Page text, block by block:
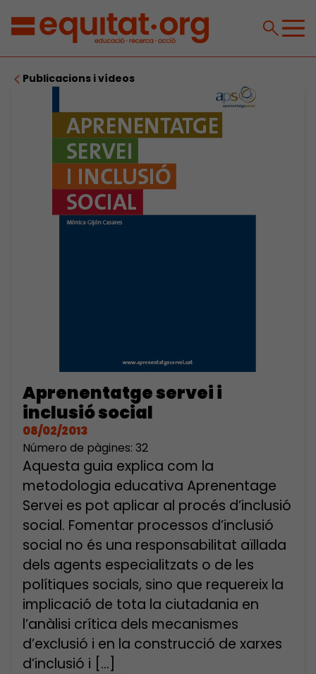
Publicacions i vídeos
Aprenentatge servei i
inclusió social
08/02/2013
Número de pàgines: 32
Aquesta guia explica com la
metodologia educativa Aprenentage
Servei es pot aplicar al procés d’inclusió
social. Fomentar processos d’inclusió
social no és una responsabilitat aïllada
dels agents especialitzats o de les
polítiques socials, sino que requereix la
implicació de tota la ciutadania en
l’anàlisi crítica dels mecanismes
d’exclusió i en la construcció de xarxes
d’inclusió i […]